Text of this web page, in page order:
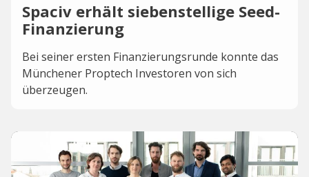
Spaciv erhält siebenstellige Seed-
Finanzierung
Bei seiner ersten Finanzierungsrunde konnte das
Münchener Proptech Investoren von sich
überzeugen.